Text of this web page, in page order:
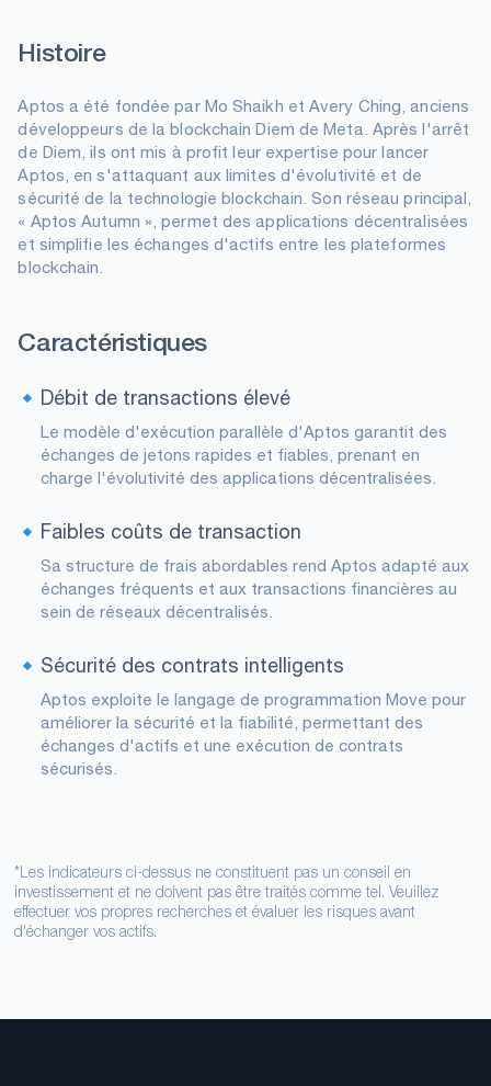
Histoire
Aptos a été fondée par Mo Shaikh et Avery Ching, anciens
développeurs de la blockchain Diem de Meta. Après l'arrêt
de Diem, ils ont mis à profit leur expertise pour lancer
Aptos, en s'attaquant aux limites d'évolutivité et de
sécurité de la technologie blockchain. Son réseau principal,
« Aptos Autumn », permet des applications décentralisées
et simplifie les échanges d'actifs entre les plateformes
blockchain.
Caractéristiques
Débit de transactions élevé
Le modèle d'exécution parallèle d'Aptos garantit des
échanges de jetons rapides et fiables, prenant en
charge l'évolutivité des applications décentralisées.
Faibles coûts de transaction
Sa structure de frais abordables rend Aptos adapté aux
échanges fréquents et aux transactions financières au
sein de réseaux décentralisés.
Sécurité des contrats intelligents
Aptos exploite le langage de programmation Move pour
améliorer la sécurité et la fiabilité, permettant des
échanges d'actifs et une exécution de contrats
sécurisés.
*Les indicateurs ci-dessus ne constituent pas un conseil en
investissement et ne doivent pas être traités comme tel. Veuillez
effectuer vos propres recherches et évaluer les risques avant
d'échanger vos actifs.